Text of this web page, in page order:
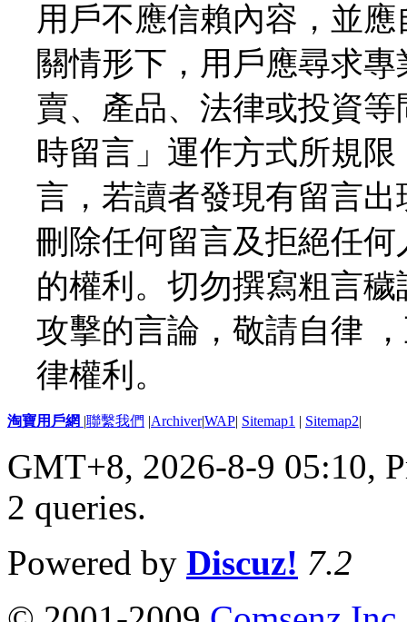
用戶不應信賴內容，並
關情形下，用戶應尋求
賣、產品、法律或投資
時留言」運作方式所規
言，若讀者發現有留言
刪除任何留言及拒絕任
的權利。切勿撰寫粗言
攻擊的言論，敬請自律
律權利。
淘寶用戶網 |聯繫我們 |Archiver|WAP| Sitemap1 | Sitemap2|
GMT+8, 2026-8-9 05:10,
2 queries.
Powered by Discuz! 7.2